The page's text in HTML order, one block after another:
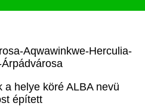
Aqwawinkwe-Herculia-
helye köré ALBA nevü
épített